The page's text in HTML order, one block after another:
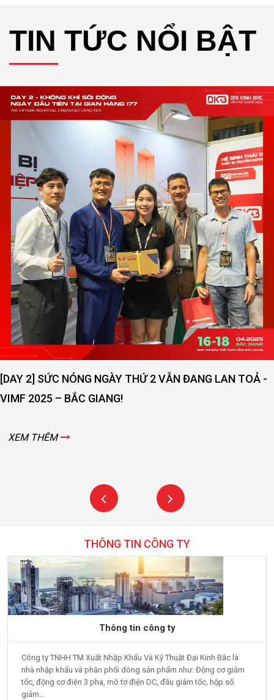
TIN TỨC NỔI BẬT
[DAY 2] SỨC NÓNG NGÀY THỨ 2 VẪN ĐANG LAN TOẢ -
VIMF 2025 – BẮC GIANG!
XEM THÊM
THÔNG TIN CÔNG TY
Thông tin công ty
Công ty TNHH TM Xuất Nhập Khẩu Và Kỹ Thuật Đại Kinh Bắc là
nhà nhập khẩu và phân phối dòng sản phẩm như: Động cơ giảm
tốc, động cơ điện 3 pha, mô tơ điện DC, đầu giảm tốc, hộp số
giảm...